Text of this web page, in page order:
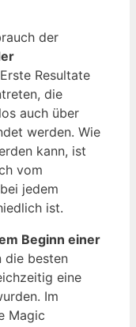
der
Resultate
die
auch über
werden. Wie
kann, ist
vom
jedem
ist.
Beginn einer
die besten
eine
Im
Magic